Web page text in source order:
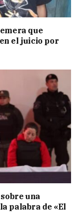
que
el juicio por
una
palabra de «El